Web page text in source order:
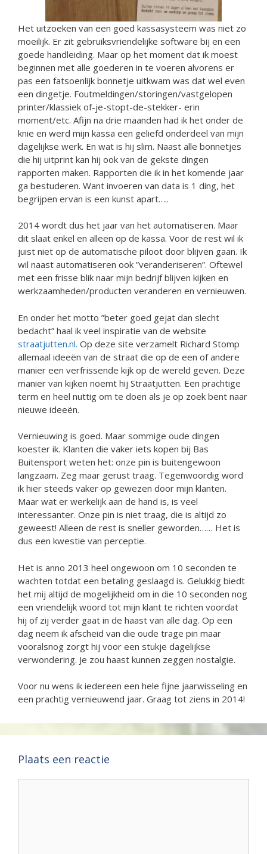
Het uitzoeken van een goed kassasysteem was niet zo
moeilijk. Er zit gebruiksvriendelijke software bij en een
goede handleiding. Maar op het moment dat ik moest
beginnen met alle goederen in te voeren alvorens er
pas een fatsoenlijk bonnetje uitkwam was dat wel even
een dingetje. Foutmeldingen/storingen/vastgelopen
printer/klassiek of-je-stopt-de-stekker- erin
moment/etc. Afijn na drie maanden had ik het onder de
knie en werd mijn kassa een geliefd onderdeel van mijn
dagelijkse werk. En wat is hij slim. Naast alle bonnetjes
die hij uitprint kan hij ook van de gekste dingen
rapporten maken. Rapporten die ik in het komende jaar
ga bestuderen. Want invoeren van data is 1 ding, het
begrijpen ervan is een kunst apart…..
2014 wordt dus het jaar van het automatiseren. Maar
dit slaat enkel en alleen op de kassa. Voor de rest wil ik
juist niet op de automatische piloot door blijven gaan. Ik
wil naast automatiseren ook ”veranderiseren”. Oftewel
met een frisse blik naar mijn bedrijf blijven kijken en
werkzaamheden/producten veranderen en vernieuwen.
En onder het motto ”beter goed gejat dan slecht
bedacht” haal ik veel inspiratie van de website
straatjutten.nl. Op deze site verzamelt Richard Stomp
allemaal ideeën van de straat die op de een of andere
manier een verfrissende kijk op de wereld geven. Deze
manier van kijken noemt hij Straatjutten. Een prachtige
term en heel nuttig om te doen als je op zoek bent naar
nieuwe ideeën.
Vernieuwing is goed. Maar sommige oude dingen
koester ik. Klanten die vaker iets kopen bij Bas
Buitensport weten het: onze pin is buitengewoon
langzaam. Zeg maar gerust traag. Tegenwoordig word
ik hier steeds vaker op gewezen door mijn klanten.
Maar wat er werkelijk aan de hand is, is veel
interessanter. Onze pin is niet traag, die is altijd zo
geweest! Alleen de rest is sneller geworden…… Het is
dus een kwestie van perceptie.
Het is anno 2013 heel ongewoon om 10 seconden te
wachten totdat een betaling geslaagd is. Gelukkig biedt
het mij altijd de mogelijkheid om in die 10 seconden nog
een vriendelijk woord tot mijn klant te richten voordat
hij of zij verder gaat in de haast van alle dag. Op een
dag neem ik afscheid van die oude trage pin maar
vooralsnog zorgt hij voor een stukje dagelijkse
verwondering. Je zou haast kunnen zeggen nostalgie.
Voor nu wens ik iedereen een hele fijne jaarwisseling en
een prachtig vernieuwend jaar. Graag tot ziens in 2014!
Plaats een reactie